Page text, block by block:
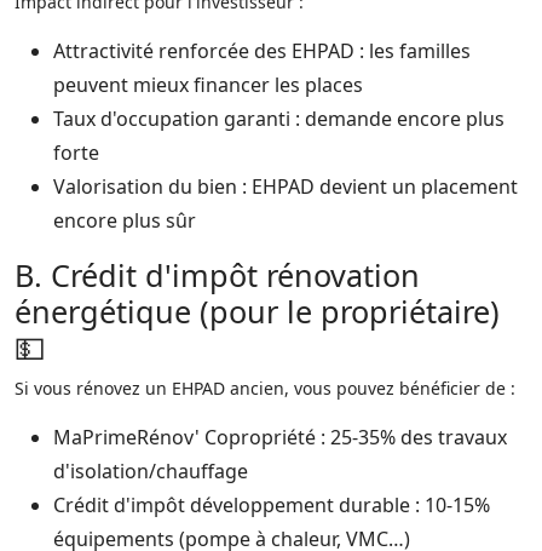
Attractivité renforcée des EHPAD : les familles
peuvent mieux financer les places​
Taux d'occupation garanti : demande encore plus
forte​
Valorisation du bien : EHPAD devient un placement
encore plus sûr​
B. Crédit d'impôt rénovation
énergétique (pour le propriétaire)
💵
Si vous rénovez un EHPAD ancien, vous pouvez bénéficier de :
MaPrimeRénov' Copropriété : 25-35% des travaux
d'isolation/chauffage​
Crédit d'impôt développement durable : 10-15%
équipements (pompe à chaleur, VMC…)​